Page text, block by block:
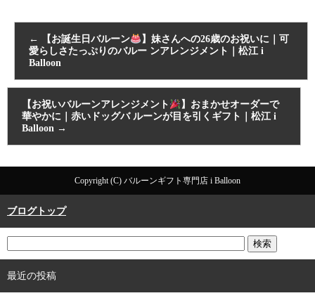
← 【お誕生日バルーン
】妹さんへの26歳のお祝いに｜可
愛らしさたっぷりのバルー ンアレンジメント｜松江 i
Balloon
【お祝いバルーンアレンジメント
】おまかせオーダーで
華やかに｜赤いドッグバ ルーンが目を引くギフト｜松江 i
Balloon →
Copyright (C) バルーンギフト専門店 i Balloon
ブログトップ
最近の投稿